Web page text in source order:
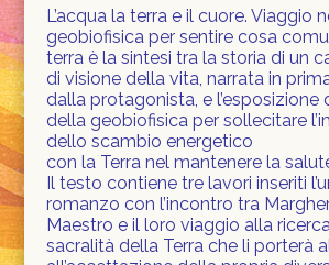
L’acqua la terra e il cuore. Viaggio
geobiofisica per sentire cosa
terra è la sintesi tra la storia di un
di visione della vita, narrata in
dalla protagonista, e l’esposizione
della geobiofisica per sollecitare
dello scambio energetico
con la Terra nel mantenere la
Il testo contiene tre lavori inseriti
romanzo con l’incontro tra
Maestro e il loro viaggio alla
sacralità della Terra che li porterà